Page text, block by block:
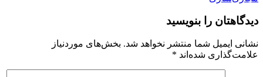
دیدگاهتان را بنویسید
نشانی ایمیل شما منتشر نخواهد شد. بخش‌های موردنیاز
علامت‌گذاری شده‌اند *